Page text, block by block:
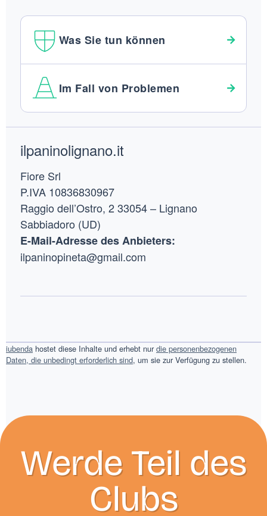
Was Sie tun können
Im Fall von Problemen
ilpaninolignano.it
Fiore Srl
P.IVA 10836830967
Raggio dell’Ostro, 2 33054 – Lignano
Sabbiadoro (UD)
E-Mail-Adresse des Anbieters:
ilpaninopineta@gmail.com
iubenda hostet diese Inhalte und erhebt nur die personenbezogenen
Daten, die unbedingt erforderlich sind, um sie zur Verfügung zu stellen.
Werde Teil des
Clubs